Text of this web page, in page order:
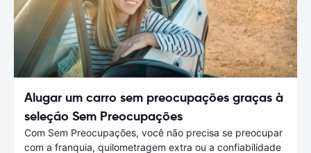
Alugar um carro sem preocupações graças à
seleção Sem Preocupações
Com Sem Preocupações, você não precisa se preocupar
com a franquia, quilometragem extra ou a confiabilidade